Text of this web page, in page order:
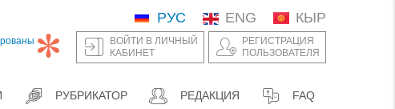
РУС ENG КЫР
ВОЙТИ В ЛИЧНЫЙ
КАБИНЕТ
РЕГИСТРАЦИЯ
ПОЛЬЗОВАТЕЛЯ
РУБРИКАТОР РЕДАКЦИЯ FAQ